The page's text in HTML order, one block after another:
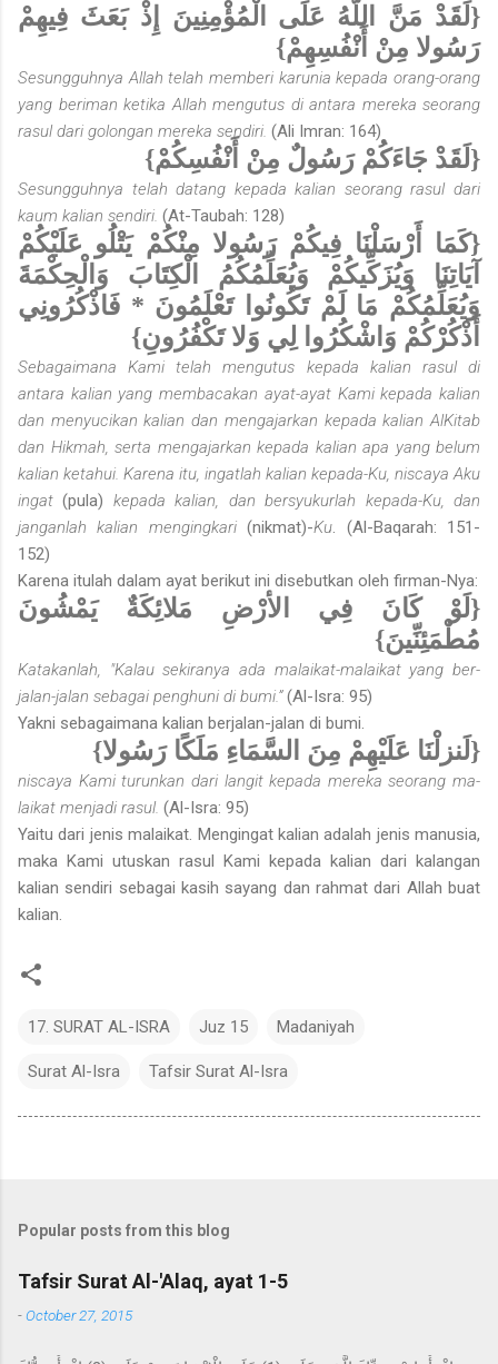
{لَقَدْ مَنَّ اللَّهُ عَلَى الْمُؤْمِنِينَ إِذْ بَعَثَ فِيهِمْ
رَسُولا مِنْ أَنْفُسِهِمْ}
Sesungguhnya Allah telah memberi karunia kepada orang-orang
yang beriman ketika Allah mengutus di antara mereka seorang
rasul dari golongan mereka sendiri. (Ali Imran: 164)
{لَقَدْ جَاءَكُمْ رَسُولٌ مِنْ أَنْفُسِكُمْ}
Sesungguhnya telah datang kepada kalian seorang rasul dari
kaum kalian sendiri. (At-Taubah: 128)
{كَمَا أَرْسَلْنَا فِيكُمْ رَسُولا مِنْكُمْ يَتْلُو عَلَيْكُمْ
آيَاتِنَا وَيُزَكِّيكُمْ وَيُعَلِّمُكُمُ الْكِتَابَ وَالْحِكْمَةَ
وَيُعَلِّمُكُمْ مَا لَمْ تَكُونُوا تَعْلَمُونَ * فَاذْكُرُونِي
أَذْكُرْكُمْ وَاشْكُرُوا لِي وَلا تَكْفُرُونِ}
Sebagaimana Kami telah mengutus kepada kalian rasul di
antara kalian yang membacakan ayat-ayat Kami kepada kalian
dan menyucikan kalian dan mengajarkan kepada kalian Al­Kitab
dan Hikmah, serta mengajarkan kepada kalian apa yang belum
kalian ketahui. Karena itu, ingatlah kalian kepada-Ku, niscaya Aku
ingat(pula) kepada kalian, dan bersyukurlah kepada-Ku, dan
janganlah kalian mengingkari(nikmat)-Ku . (Al-Baqarah: 151-
152)
Karena itulah dalam ayat berikut ini disebutkan oleh firman-Nya:
{لَوْ كَانَ فِي الأرْضِ مَلائِكَةٌ يَمْشُونَ
مُطْمَئِنِّينَ}
Katakanlah, "Kalau sekiranya ada malaikat-malaikat yang ber­
jalan-jalan sebagai penghuni di bumi.”(Al-Isra: 95)
Yakni sebagaimana kalian berjalan-jalan di bumi.
{لَنزلْنَا عَلَيْهِمْ مِنَ السَّمَاءِ مَلَكًا رَسُولا}
niscaya Kami turunkan dari langit kepada mereka seorang ma­
laikat menjadi rasul. (Al-Isra: 95)
Yaitu dari jenis malaikat. Mengingat kalian adalah jenis manusia,
maka Kami utuskan rasul Kami kepada kalian dari kalangan
kalian sendiri sebagai kasih sayang dan rahmat dari Allah buat
kalian.
17. SURAT AL-ISRA Juz 15 Madaniyah
Surat Al-Isra Tafsir Surat Al-Isra
Popular posts from this blog
Tafsir Surat Al-'Alaq, ayat 1-5
-October 27, 2015